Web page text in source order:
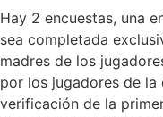
Hay 2 encuestas, una
sea completada
madres de los
por los jugadores de la
verificación de la